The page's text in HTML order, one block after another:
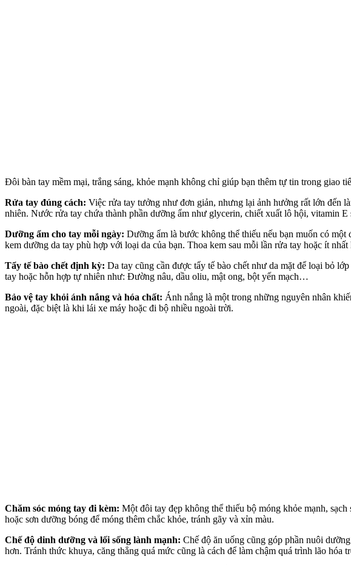
Đôi bàn tay mềm mại, trắng sáng, khỏe mạnh không chỉ giúp bạn thêm tự tin trong giao
Rửa tay đúng cách: Việc rửa tay tưởng như đơn giản, nhưng lại ảnh hưởng rất lớn đến
nhiên. Nước rửa tay chứa thành phần dưỡng ẩm như glycerin, chiết xuất lô hội, vitamin E
Dưỡng ẩm cho tay mỗi ngày: Dưỡng ẩm là bước không thể thiếu nếu bạn muốn có
kem dưỡng da tay phù hợp với loại da của bạn. Thoa kem sau mỗi lần rửa tay hoặc ít
Tẩy tế bào chết định kỳ: Da tay cũng cần được tẩy tế bào chết như da mặt để loại bỏ
tay hoặc hỗn hợp tự nhiên như: Đường nâu, dầu oliu, mật ong, bột yến mạch…
Bảo vệ tay khỏi ánh nắng và hó‌a chấ‌t: Ánh nắng là một trong những nguyên nhân
ngoài, đặc biệt là khi lái xe máy hoặc đi bộ nhiều ngoài trời.
Chăm sóc móng tay đi kèm: Một đôi tay đẹp không thể thiếu bộ móng khỏe mạnh,
hoặc sơn dưỡng bóng để móng thêm chắc khỏe, tránh gãy và xỉn màu.
Chế độ dinh dưỡng và lối sống lành mạnh: Chế độ ăn uống cũng góp phần nuôi
hơn. Tránh thức khuya, căng thẳng quá mức cũng là cách để làm chậm quá trình lão hóa